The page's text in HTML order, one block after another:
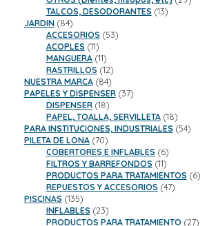
TALCOS, DESODORANTES 1313
JARDIN 8484
productos
ACCESORIOS 5353
ACOPLES 1111
productos
MANGUERA 1111
productos
RASTRILLOS 1212
productos
NUESTRA MARCA 8484
productos
PAPELES Y DISPENSER 3737
DISPENSER 1818
productos
PAPEL, TOALLA, SERVILLETA 1818
productos
PARA INSTITUCIONES, INDUSTRIALES 5454
PILETA DE LONA 7070
productos
COBERTORES E INFLABLES 66
productos
FILTROS Y BARREFONDOS 1111
productos
PRODUCTOS PARA TRATAMIENTOS 66
REPUESTOS Y ACCESORIOS 4747
PISCINAS 135135
productos
INFLABLES 2323
productos
PRODUCTOS PARA TRATAMIENTO 2727